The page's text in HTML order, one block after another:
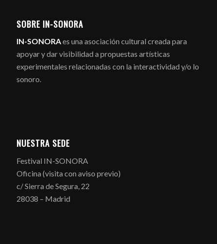
SOBRE IN-SONORA
IN-SONORAes una asociación cultural creada para
apoyar y dar visibilidad a propuestas artísticas
experimentales relacionadas con la interactividad y/o lo
sonoro.
NUESTRA SEDE
Festival IN-SONORA
Oficina (visita con aviso previo)
c/ Sierra de Segura, 22
28038 – Madrid